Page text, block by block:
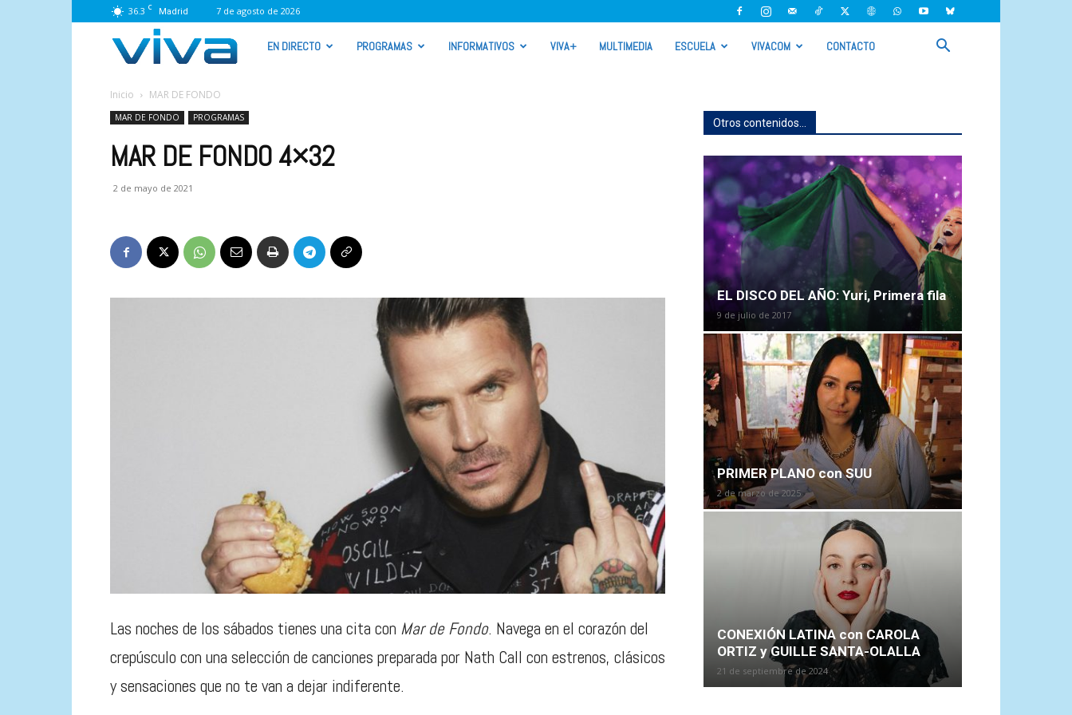
36.3 C Madrid 7 de agosto de 2026
VIVA
EN DIRECTO PROGRAMAS INFORMATIVOS VIVA+ MULTIMEDIA ESCUELA VIVACOM CONTACTO
Inicio MAR DE FONDO
MAR DE FONDO PROGRAMAS
MAR DE FONDO 4×32
2 de mayo de 2021
Las noches de los sábados tienes una cita con Mar de Fondo. Navega en el corazón del
crepúsculo con una selección de canciones preparada por Nath Call con estrenos, clásicos
y sensaciones que no te van a dejar indiferente.
Otros contenidos...
EL DISCO DEL AÑO: Yuri, Primera fila
9 de julio de 2017
PRIMER PLANO con SUU
2 de marzo de 2025
CONEXIÓN LATINA con CAROLA
ORTIZ y GUILLE SANTA-OLALLA
21 de septiembre de 2024